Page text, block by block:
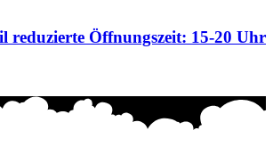
reduzierte Öffnungszeit: 15-20 Uhr